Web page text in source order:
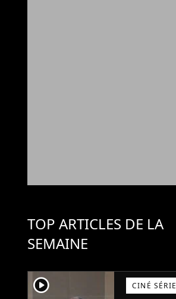
TOP ARTICLES DE LA
SEMAINE
player2 CINÉ SÉRIE